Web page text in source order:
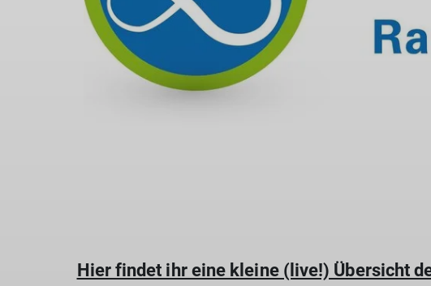
Hier findet ihr eine kleine (live!) Übersicht